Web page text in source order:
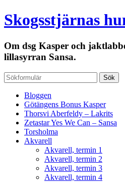
Skogsstjärnas
Om dsg Kasper och
lillasyrran Sansa.
Bloggen
Götängens Bonus Kasper
Thorsvi Aberfeldy – Lakrits
Zetastar Yes We Can – Sansa
Torsholma
Akvarell
Akvarell, termin 1
Akvarell, termin 2
Akvarell, termin 3
Akvarell, termin 4